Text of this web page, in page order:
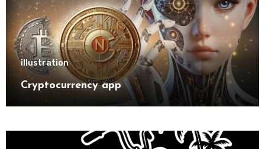
illustration
Cryptocurrency app